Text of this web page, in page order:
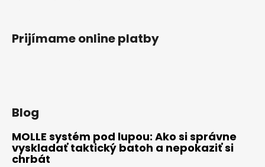
Prijímame online platby
Blog
MOLLE systém pod lupou: Ako si správne
vyskladať taktický batoh a nepokaziť si
chrbát